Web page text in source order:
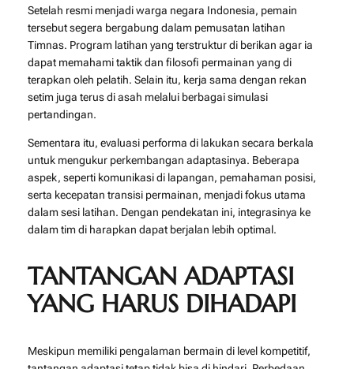
Setelah resmi menjadi warga negara Indonesia, pemain
tersebut segera bergabung dalam pemusatan latihan
Timnas. Program latihan yang terstruktur di berikan agar ia
dapat memahami taktik dan filosofi permainan yang di
terapkan oleh pelatih. Selain itu, kerja sama dengan rekan
setim juga terus di asah melalui berbagai simulasi
pertandingan.
Sementara itu, evaluasi performa di lakukan secara berkala
untuk mengukur perkembangan adaptasinya. Beberapa
aspek, seperti komunikasi di lapangan, pemahaman posisi,
serta kecepatan transisi permainan, menjadi fokus utama
dalam sesi latihan. Dengan pendekatan ini, integrasinya ke
dalam tim di harapkan dapat berjalan lebih optimal.
TANTANGAN ADAPTASI
YANG HARUS DIHADAPI
Meskipun memiliki pengalaman bermain di level kompetitif,